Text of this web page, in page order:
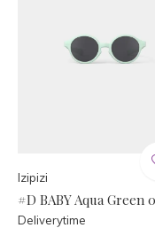
Izipizi
#D BABY Aqua Green
Deliverytime